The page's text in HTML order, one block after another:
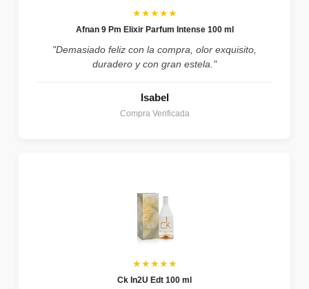
★★★★★
Afnan 9 Pm Elixir Parfum Intense 100 ml
"Demasiado feliz con la compra, olor exquisito,
duradero y con gran estela."
Isabel
Compra Verificada
★★★★★
Ck In2U Edt 100 ml